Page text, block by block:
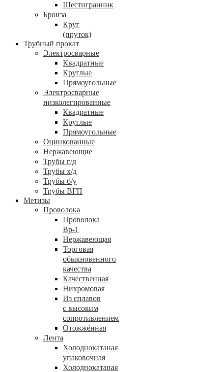
Шестигранник
Бронза
Круг
(пруток)
Трубный прокат
Электросварные
Квадратные
Круглые
Прямоугольные
Электросварные
низколегированные
Квадратные
Круглые
Прямоугольные
Оцинкованные
Нержавеющие
Трубы г/д
Трубы х/д
Трубы б/у
Трубы ВГП
Метизы
Проволока
Проволока
Вр-1
Нержавеющая
Торговая
обыкновенного
качества
Качественная
Нихромовая
Из сплавов
с высоким
сопротивлением
Отожжённая
Лента
Холоднокатаная
упаковочная
Холоднокатаная